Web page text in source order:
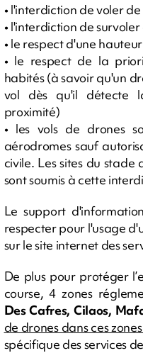
• l'interdiction de voler de
• l'interdiction de
• le respect d'une
• le respect de la
habités (à savoir qu'un
vol dès qu'il détecte
proximité)
• les vols de drones
aérodromes sauf
civile. Les sites du
sont soumis à cette
Le support
respecter pour l'usage
sur le site internet des
De plus pour protéger
course, 4 zones
Des Cafres, Cilaos,
de drones dans ces
spécifique des services